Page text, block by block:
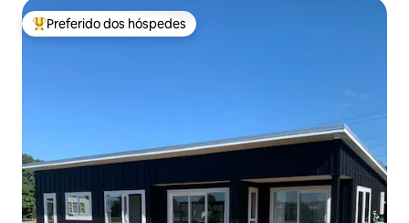
Entre os melhores preferidos dos hóspedes
Preferido dos hóspedes